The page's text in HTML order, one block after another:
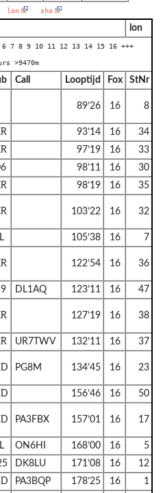
lon sho
lon
7 8 9 10 11 12 13 14 15 16 +++
>9470m
Call Looptijd Fox StNr
89’26
16 8
93’14 16
34
97’19 16
33
98’11 16
30
98’19 16 35
103’22 16 32
105’38 16 7
122’54 16 36
DL1AQ 123’11 16 47
127’19 16 38
UR7TWV 132’11 16 37
PG8M 134’45 16 23
156’46 16 50
PA3FBX 157’01 16 17
ON6HI 168’00 16
5
DK8LU 171’08 16
12
PA3BQP 178’25 16
1